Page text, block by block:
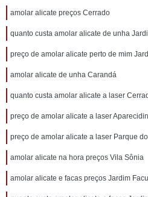
amolar alicate preços Cerrado
quanto custa amolar alicate de unha
preço de amolar alicate perto de mim
amolar alicate de unha Carandá
quanto custa amolar alicate a laser
preço de amolar alicate a laser
preço de amolar alicate a laser Parque
amolar alicate na hora preços Vila Sônia
amolar alicate e facas preços Jardim